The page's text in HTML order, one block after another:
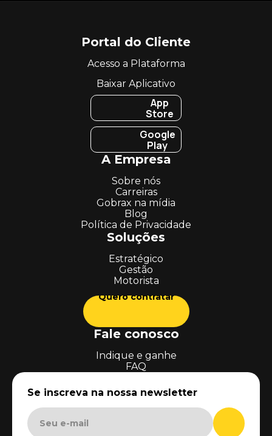
Portal do Cliente
Acesso a Plataforma
Baixar Aplicativo
App
Store
Google
Play
A Empresa
Sobre nós
Carreiras
Gobrax na mídia
Blog
Política de Privacidade
Soluções
Estratégico
Gestão
Motorista
Quero contratar
Fale conosco
Indique e ganhe
FAQ
Se inscreva na nossa newsletter